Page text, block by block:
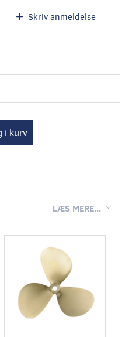
Skriv anmeldelse
i kurv
LÆS MERE...